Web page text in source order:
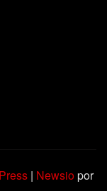
| Newsiopor